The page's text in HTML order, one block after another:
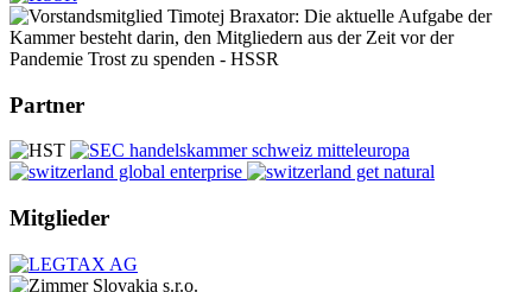
Partner
Mitglieder